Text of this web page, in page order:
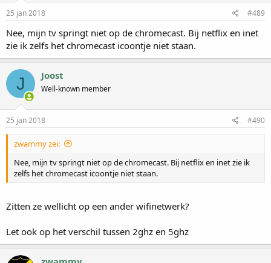
25 jan 2018 #489
Nee, mijn tv springt niet op de chromecast. Bij netflix en inet
zie ik zelfs het chromecast icoontje niet staan.
J Joost
Well-known member
25 jan 2018 #490
zwammy zei:
Nee, mijn tv springt niet op de chromecast. Bij netflix en inet zie ik
zelfs het chromecast icoontje niet staan.
Zitten ze wellicht op een ander wifinetwerk?
Let ook op het verschil tussen 2ghz en 5ghz